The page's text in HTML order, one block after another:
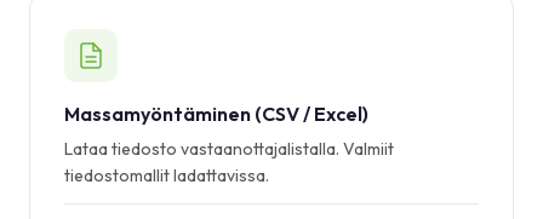
Massamyöntäminen (CSV / Excel)
Lataa tiedosto vastaanottajalistalla. Valmiit
tiedostomallit ladattavissa.